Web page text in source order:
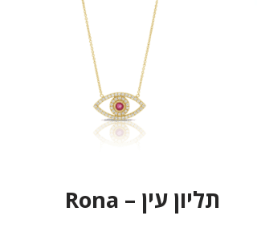
תליון עין – Rona